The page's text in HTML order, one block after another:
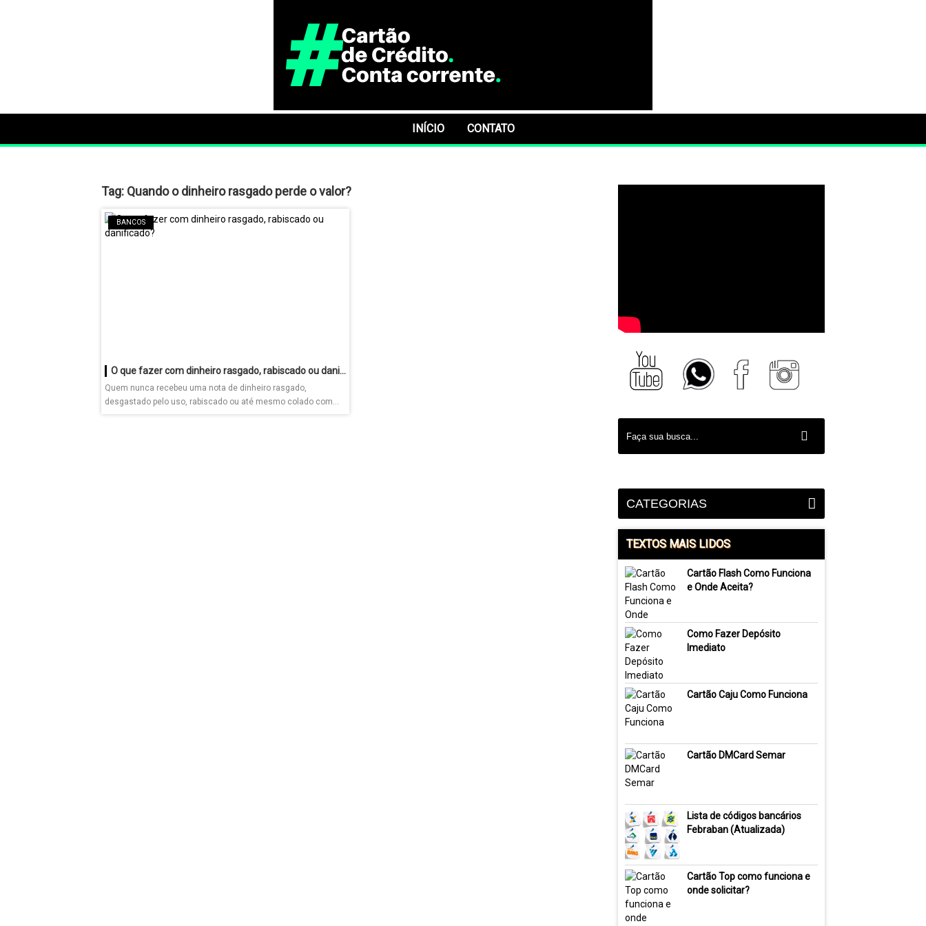
INÍCIO CONTATO
Tag: Quando o dinheiro rasgado perde o valor?
BANCOS
O que fazer com dinheiro rasgado, rabiscado ou danificado?
Quem nunca recebeu uma nota de dinheiro rasgado,
desgastado pelo uso, rabiscado ou até mesmo colado com...
CATEGORIAS
TEXTOS MAIS LIDOS
Cartão Flash Como Funciona
e Onde Aceita?
Como Fazer Depósito
Imediato
Cartão Caju Como Funciona
Cartão DMCard Semar
Lista de códigos bancários
Febraban (Atualizada)
Cartão Top como funciona e
onde solicitar?